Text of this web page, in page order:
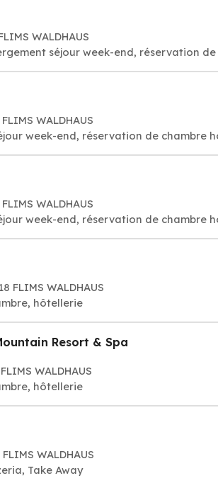
WALDHAUS
séjour week-end, réservation
WALDHAUS
week-end, réservation de chambre
WALDHAUS
week-end, réservation de chambre
FLIMS WALDHAUS
hôtellerie
Resort & Spa
WALDHAUS
hôtellerie
WALDHAUS
Take Away